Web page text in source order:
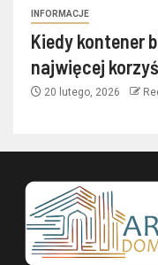
INFORMACJE
Kiedy kontener
najwięcej
20 lutego, 2026